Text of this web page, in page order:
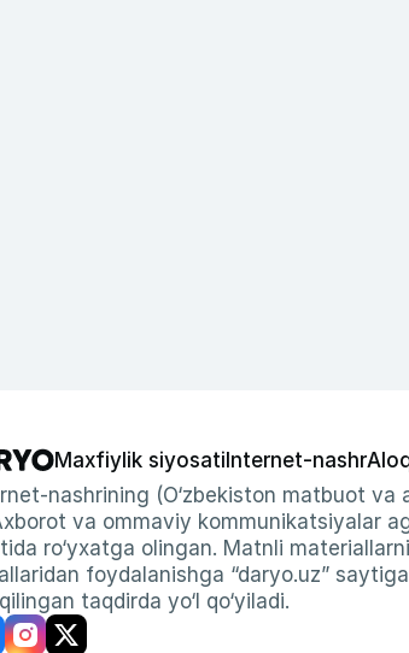
Maxfiylik siyosati Internet-nashr
nashrining (O‘zbekiston matbuot
va ommaviy kommunikatsiyalar
ro‘yxatga olingan. Matnli
foydalanishga “daryo.uz”
taqdirda yo‘l qo‘yiladi.